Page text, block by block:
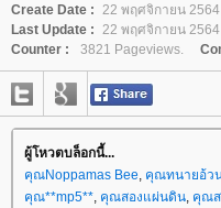
Create Date : 22 พฤศจิกายน 2564
Last Update : 22 พฤศจิกายน
Counter :
3821 Pageviews.
ผู้โหวตบล็อกนี้...
คุณNoppamas Bee, คุณทนายอ้ว
คุณ**mp5**, คุณสองแผ่นดิน, คุณส